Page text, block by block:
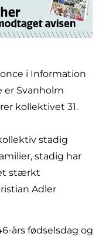
i Information
er Svanholm
kollektivet 31.
stadig
stadig har
stærkt
Adler
års fødselsdag og